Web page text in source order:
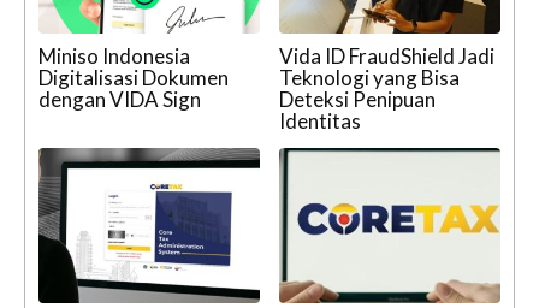
Miniso Indonesia
Digitalisasi Dokumen
dengan VIDA Sign
Vida ID FraudShield Jadi
Teknologi yang Bisa
Deteksi Penipuan
Identitas